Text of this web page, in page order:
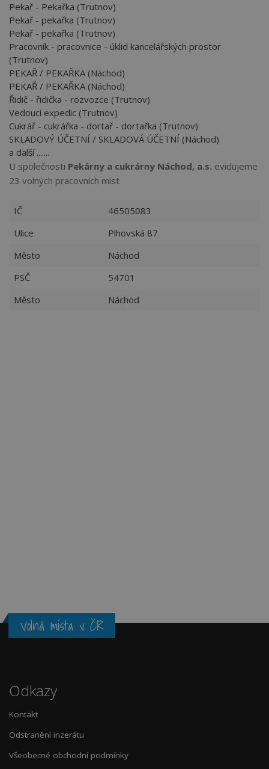
Pekař - Pekařka (Trutnov)
Pekař - pekařka (Trutnov)
Pekař - pekařka (Trutnov)
Pracovník - pracovnice - úklid kancelářských prostor
(Trutnov)
PEKAŘ / PEKAŘKA (Náchod)
PEKAŘ / PEKAŘKA (Náchod)
Řidič - řidička - rozvozce (Trutnov)
Vedoucí expedic (Trutnov)
Cukrář - cukrářka - dortař - dortařka (Trutnov)
SKLADOVÝ ÚČETNÍ / SKLADOVÁ ÚČETNÍ (Náchod)
a další .......
U společnosti Pekárny a cukrárny Náchod, a.s. evidujeme
23 volných pracovních míst
IČ
46505083
Ulice
Plhovská 87
Město
Náchod
PSČ
54701
Město
Náchod
Volná místa v ČR
Odkazy
Kontakt
Odstranění inzerátu
Všeobecné obchodní podmínky